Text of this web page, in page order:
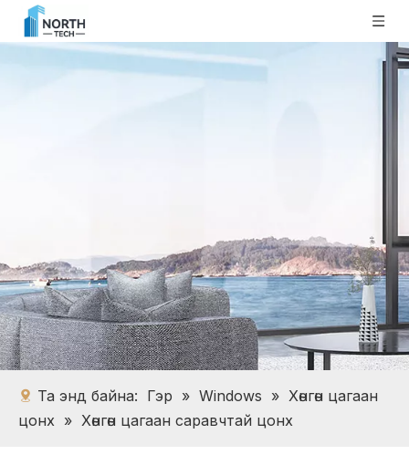
Та энд байна: Гэр » Windows » Хөнгөн цагаан
цонх » Хөнгөн цагаан саравчтай цонх